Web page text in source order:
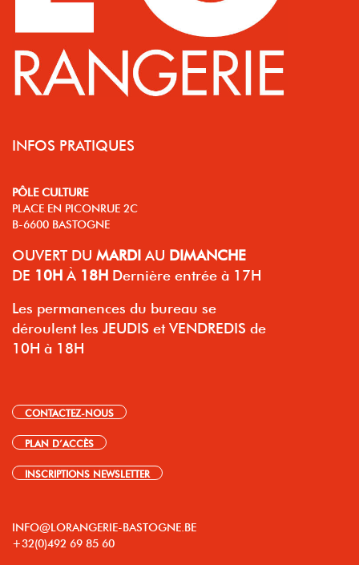
INFOS PRATIQUES
PÔLE CULTURE
PLACE EN PICONRUE 2C
B-6600 BASTOGNE
OUVERT DU MARDI AU DIMANCHE
DE 10H À 18H Dernière entrée à 17H
Les permanences du bureau se
déroulent les JEUDIS et VENDREDIS de
10H à 18H
CONTACTEZ-NOUS
PLAN D’ACCÈS
INSCRIPTIONS NEWSLETTER
INFO@LORANGERIE-BASTOGNE.BE
+32(0)492 69 85 60